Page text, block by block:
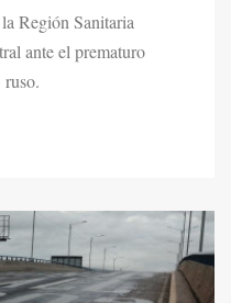
Región Sanitaria
ante el prematuro